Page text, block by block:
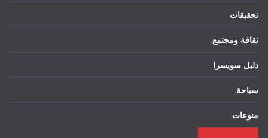
تحقيقات
ثقافة ومجتمع
دليل سويسرا
سياحة
منوعات